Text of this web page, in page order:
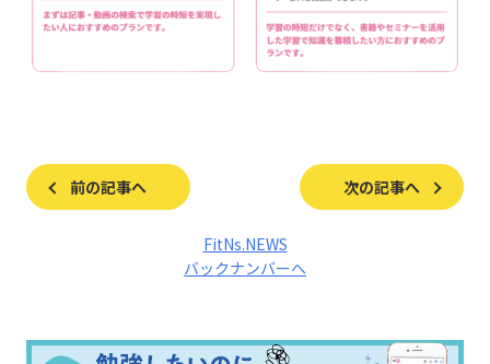
前の記事へ 次の記事へ
FitNs.NEWS
バックナンバーへ